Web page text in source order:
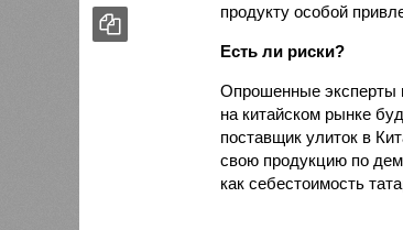
продукту особой
Есть ли риски?
Опрошенные эксперты
на китайском рынке
поставщик улиток в
свою продукцию по
как себестоимость